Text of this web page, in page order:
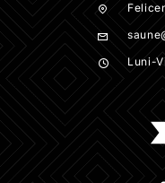
Luni-